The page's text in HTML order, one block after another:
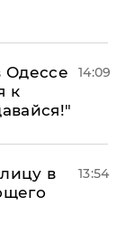
Одессе
к
14:09
в
13:54